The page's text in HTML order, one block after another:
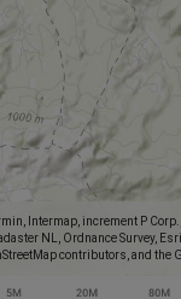
Intermap, increment P Corp.,
NL, Ordnance Survey,
contributors, and the